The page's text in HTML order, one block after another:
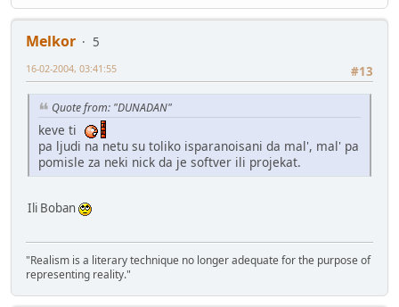
Melkor
5
#13
16-02-2004, 03:41:55
Quote from: "DUNADAN"
keve ti
pa ljudi na netu su toliko isparanoisani da mal', mal' pa
pomisle za neki nick da je softver ili projekat.
Ili Boban
"Realism is a literary technique no longer adequate for the purpose of
representing reality."